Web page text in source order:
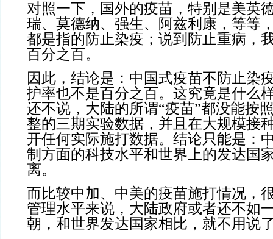
对照一下，国外的疫苗，特别是美英
瑞、莫德纳、强生、阿兹利康，等等
都是指的防止染疫；说到防止重病，
百分之百。
因此，结论是：中国式疫苗不防止染
护率也不是百分之百。这究竟是什么
还不说，大陆的所谓“疫苗”都没能按
整的三期实验数据，并且在大规模接
开任何实际施打数据。结论只能是：
制方面的科技水平和世界上的发达国
离。
而比较中加、中美的疫苗施打情况，
管理水平来说，大陆政府或者还不如
朝，和世界发达国家相比，就不用说